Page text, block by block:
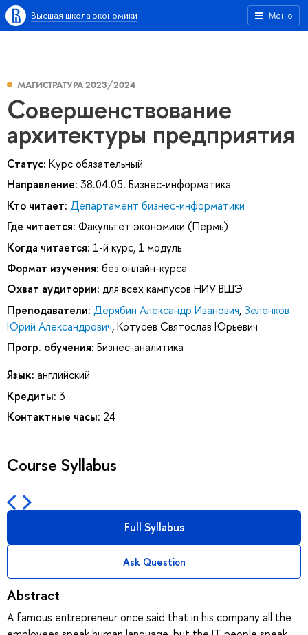
Меню
Высшая школа экономики
МАГИСТРАТУРА 2023/2024
Совершенствование
архитектуры предприятия
Статус: Курс обязательный
Направление: 38.04.05. Бизнес-информатика
Кто читает: Департамент бизнес-информатики
Где читается: Факультет экономики (Пермь)
Когда читается: 1-й курс, 1 модуль
Формат изучения: без онлайн-курса
Охват аудитории: для всех кампусов НИУ ВШЭ
Преподаватели: Дерябин Александр Иванович, Зеленков
Юрий Александрович,Котусев Святослав Юрьевич
Прогр. обучения: Бизнес-аналитика
Язык: английский
Кредиты: 3
Контактные часы: 24
Course Syllabus
Full Syllabus
Ask Question
Abstract
A famous entrepreneur once said that in his company all the